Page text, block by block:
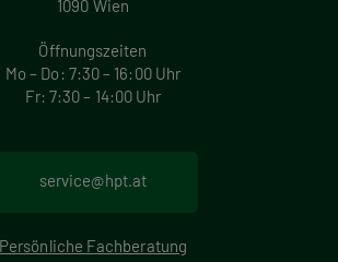
1090 Wien
Öffnungszeiten
Mo – Do: 7:30 – 16:00 Uhr
Fr: 7:30 – 14:00 Uhr
service@hpt.at
Persönliche Fachberatung